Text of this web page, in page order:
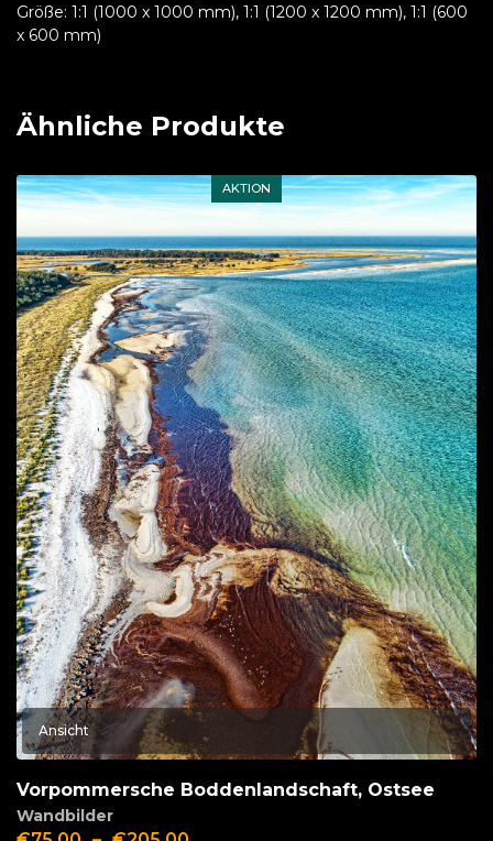
Größe: 1:1 (1000 x 1000 mm), 1:1 (1200 x 1200 mm), 1:1 (600
x 600 mm)
Ähnliche Produkte
AKTION
Ansicht
Vorpommersche Boddenlandschaft, Ostsee
Wandbilder